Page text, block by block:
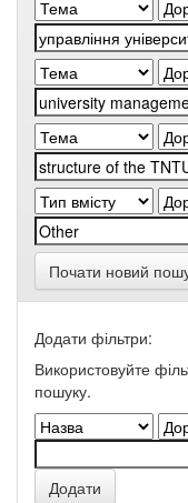
Почати новий
Додати фільтри:
Використовуйте
пошуку.